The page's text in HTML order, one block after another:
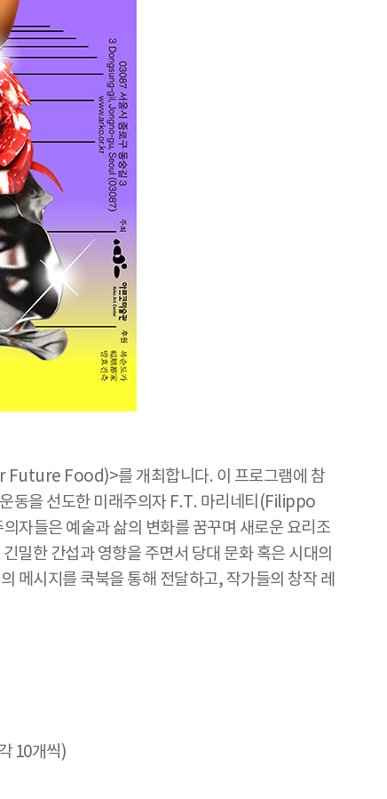
Future Food)>를 개최합니다. 이 프로그램에 참
동을 선도한 미래주의자 F.T. 마리네티(Filippo
자들은 예술과 삶의 변화를 꿈꾸며 새로운 요리조
밀한 간섭과 영향을 주면서 당대 문화 혹은 시대의
메시지를 쿡북을 통해 전달하고, 작가들의 창작 레
10개씩)